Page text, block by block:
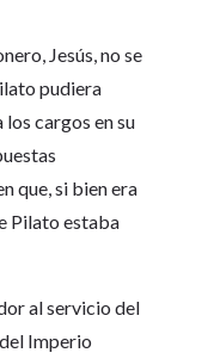
Jesús, no se
pudiera
cargos en su
que, si bien era
Pilato estaba
al servicio del
Imperio